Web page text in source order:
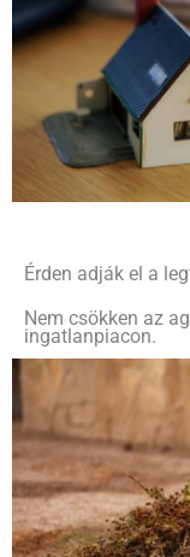
Érden adják el a
Nem csökken az
ingatlanpiacon.